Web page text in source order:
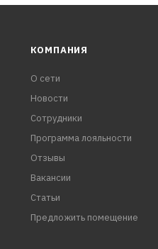
КОМПАНИЯ
О сети
Новости
Сотрудники
Программа лояльности
Отзывы
Вакансии
Статьи
Предложить помещение